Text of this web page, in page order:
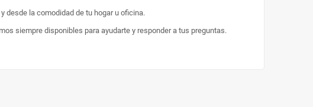
desde la comodidad de tu hogar u oficina.
siempre disponibles para ayudarte y responder a tus preguntas.